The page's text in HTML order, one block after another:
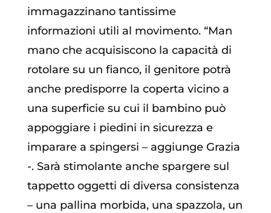
immagazzinano tantissime
informazioni utili al movimento. “Man
mano che acquisiscono la capacità di
rotolare su un fianco, il genitore potrà
anche predisporre la coperta vicino a
una superficie su cui il bambino può
appoggiare i piedini in sicurezza e
imparare a spingersi – aggiunge Grazia
-. Sarà stimolante anche spargere sul
tappetto oggetti di diversa consistenza
– una pallina morbida, una spazzola, un